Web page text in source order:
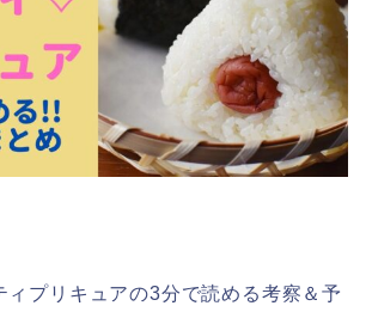
ィプリキュアの3分で読める考察＆予